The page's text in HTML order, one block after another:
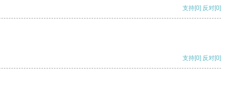
支持[0] 反对[0]
支持[0] 反对[0]